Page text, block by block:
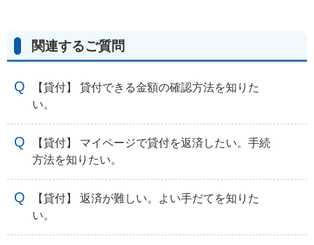
関連するご質問
【貸付】 貸付できる金額の確認方法を知りた
い。
【貸付】 マイページで貸付を返済したい。手続
方法を知りたい。
【貸付】 返済が難しい。よい手だてを知りた
い。